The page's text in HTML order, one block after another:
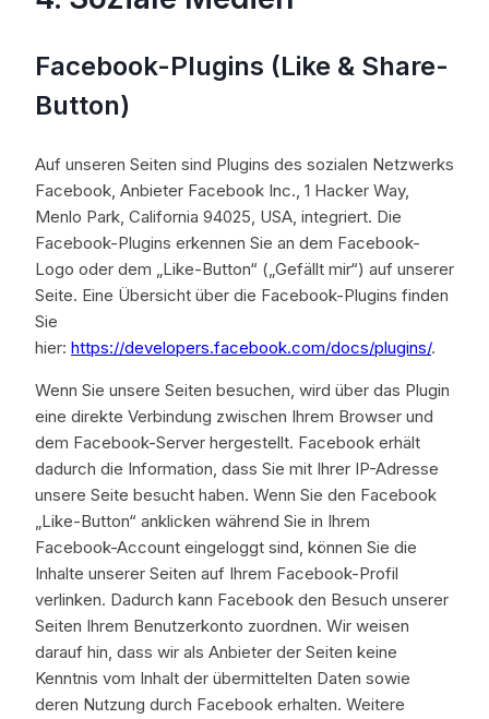
Facebook-Plugins (Like & Share-
Button)
Auf unseren Seiten sind Plugins des sozialen Netzwerks
Facebook, Anbieter Facebook Inc., 1 Hacker Way,
Menlo Park, California 94025, USA, integriert. Die
Facebook-Plugins erkennen Sie an dem Facebook-
Logo oder dem „Like-Button“ („Gefällt mir“) auf unserer
Seite. Eine Übersicht über die Facebook-Plugins finden
Sie
hier: https://developers.facebook.com/docs/plugins/.
Wenn Sie unsere Seiten besuchen, wird über das Plugin
eine direkte Verbindung zwischen Ihrem Browser und
dem Facebook-Server hergestellt. Facebook erhält
dadurch die Information, dass Sie mit Ihrer IP-Adresse
unsere Seite besucht haben. Wenn Sie den Facebook
„Like-Button“ anklicken während Sie in Ihrem
Facebook-Account eingeloggt sind, können Sie die
Inhalte unserer Seiten auf Ihrem Facebook-Profil
verlinken. Dadurch kann Facebook den Besuch unserer
Seiten Ihrem Benutzerkonto zuordnen. Wir weisen
darauf hin, dass wir als Anbieter der Seiten keine
Kenntnis vom Inhalt der übermittelten Daten sowie
deren Nutzung durch Facebook erhalten. Weitere